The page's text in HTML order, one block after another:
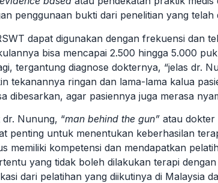
penggunaan bukti dari penelitian yang telah
dapat digunakan dengan frekuensi dan
bisa mencapai 2.500 hingga 5.000
tergantung diagnose dokternya, “jelas dr.
tekanannya ringan dan lama-lama kalua
dibesarkan, agar pasiennya juga merasa
Nunung, “man behind the gun” atau dokter
penting untuk menentukan keberhasilan
memiliki kompetensi dan mendapatkan
yang tidak boleh dilakukan terapi
dari pelatihan yang diikutinya di Malaysia